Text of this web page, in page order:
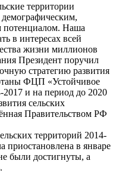
территории
потенциалом. Наша
в интересах всей
жизни миллионов
Президент поручил
стратегию развития
ФЦП «Устойчивое
2017 и на период до 2020
сельских
Правительством РФ
территорий 2014-
приостановлена в январе
были достигнуты, а